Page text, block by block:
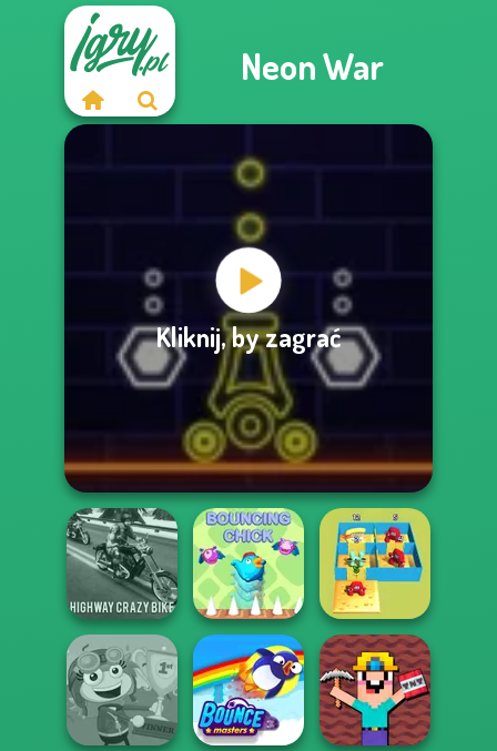
Neon War
Kliknij, by zagrać
Highway Crazy
Bike
Bouncing Chick
Alphabet Lore
Maze